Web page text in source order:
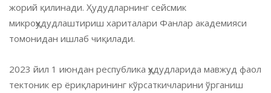
жорий қилинади. Ҳудудларнинг сейсмик
микроҳудудлаштириш хариталари Фанлар академияси
томонидан ишлаб чиқилади.
2023 йил 1 июндан республика ҳудудларида мавжуд фаол
тектоник ер ёриқларининг кўрсаткичларини ўрганиш